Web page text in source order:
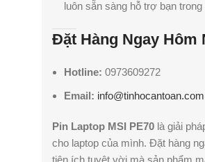
luôn sẵn sàng hỗ trợ bạn
Đặt Hàng Ngay Hôm
Hotline: 0973609272
Email: info@tinhocantoan.com
Pin Laptop MSI PE70 là giải
cho laptop của mình. Đặt hàng
tiện ích tuyệt vời mà sản phẩm